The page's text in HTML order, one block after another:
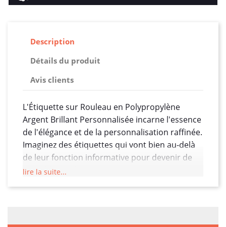
Description
Détails du produit
Avis clients
L'Étiquette sur Rouleau en Polypropylène
Argent Brillant Personnalisée incarne l'essence
de l'élégance et de la personnalisation raffinée.
Imaginez des étiquettes qui vont bien au-delà
de leur fonction informative pour devenir de
véritables ambassadrices de votre marque,
lire la suite...